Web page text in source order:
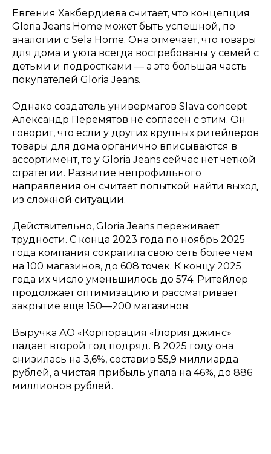
Евгения Хакбердиева считает, что концепция
Gloria Jeans Home может быть успешной, по
аналогии с Sela Home. Она отмечает, что товары
для дома и уюта всегда востребованы у семей с
детьми и подростками — а это большая часть
покупателей Gloria Jeans.
Однако создатель универмагов Slava concept
Александр Перемятов не согласен с этим. Он
говорит, что если у других крупных ритейлеров
товары для дома органично вписываются в
ассортимент, то у Gloria Jeans сейчас нет четкой
стратегии. Развитие непрофильного
направления он считает попыткой найти выход
из сложной ситуации.
Действительно, Gloria Jeans переживает
трудности. С конца 2023 года по ноябрь 2025
года компания сократила свою сеть более чем
на 100 магазинов, до 608 точек. К концу 2025
года их число уменьшилось до 574. Ритейлер
продолжает оптимизацию и рассматривает
закрытие еще 150—200 магазинов.
Выручка АО «Корпорация «Глория джинс»
падает второй год подряд. В 2025 году она
снизилась на 3,6%, составив 55,9 миллиарда
рублей, а чистая прибыль упала на 46%, до 886
миллионов рублей.